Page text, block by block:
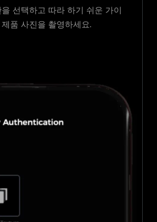
선택하고 따라 하기 쉬운 가이
품 사진을 촬영하세요.